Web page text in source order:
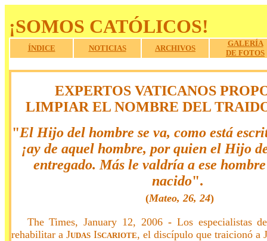
¡SOMOS CATÓLICOS!
ÍNDICE NOTICIAS ARCHIVOS
GALERÍA
DE FOTOS
EXPERTOS VATICANOS
LIMPIAR EL NOMBRE DEL
"El Hijo del hombre se va, como está
¡ay de aquel hombre, por quien el Hijo
entregado. Más le valdría a ese
nacido".
(Mateo, 26, 24)
The Times, January 12, 2006 - Los especialistas
rehabilitar a JUDAS ISCARIOTE, el discípulo que traicionó a